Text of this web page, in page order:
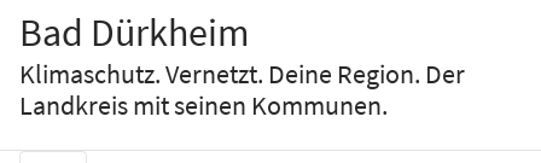
Bad Dürkheim
Klimaschutz. Vernetzt. Deine Region. Der
Landkreis mit seinen Kommunen.